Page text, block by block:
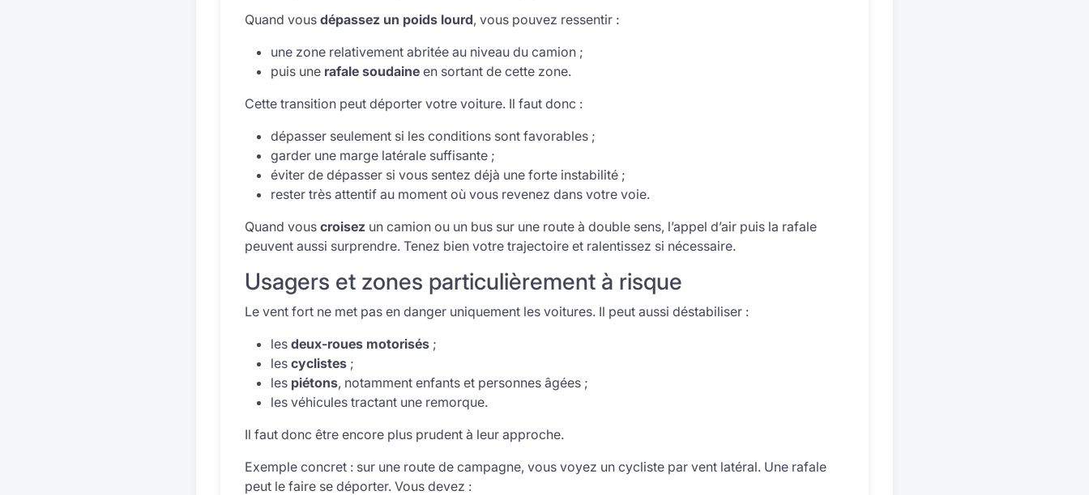
Quand vous dépassez un poids lourd, vous pouvez ressentir :
une zone relativement abritée au niveau du camion ;
puis une rafale soudaine en sortant de cette zone.
Cette transition peut déporter votre voiture. Il faut donc :
dépasser seulement si les conditions sont favorables ;
garder une marge latérale suffisante ;
éviter de dépasser si vous sentez déjà une forte instabilité ;
rester très attentif au moment où vous revenez dans votre voie.
Quand vous croisez un camion ou un bus sur une route à double sens, l’appel d’air puis la rafale
peuvent aussi surprendre. Tenez bien votre trajectoire et ralentissez si nécessaire.
Usagers et zones particulièrement à risque
Le vent fort ne met pas en danger uniquement les voitures. Il peut aussi déstabiliser :
les deux-roues motorisés ;
les cyclistes ;
les piétons, notamment enfants et personnes âgées ;
les véhicules tractant une remorque.
Il faut donc être encore plus prudent à leur approche.
Exemple concret : sur une route de campagne, vous voyez un cycliste par vent latéral. Une rafale
peut le faire se déporter. Vous devez :